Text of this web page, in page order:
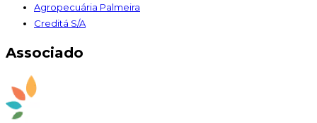
Agropecuária Palmeira
Creditá S/A
Associado